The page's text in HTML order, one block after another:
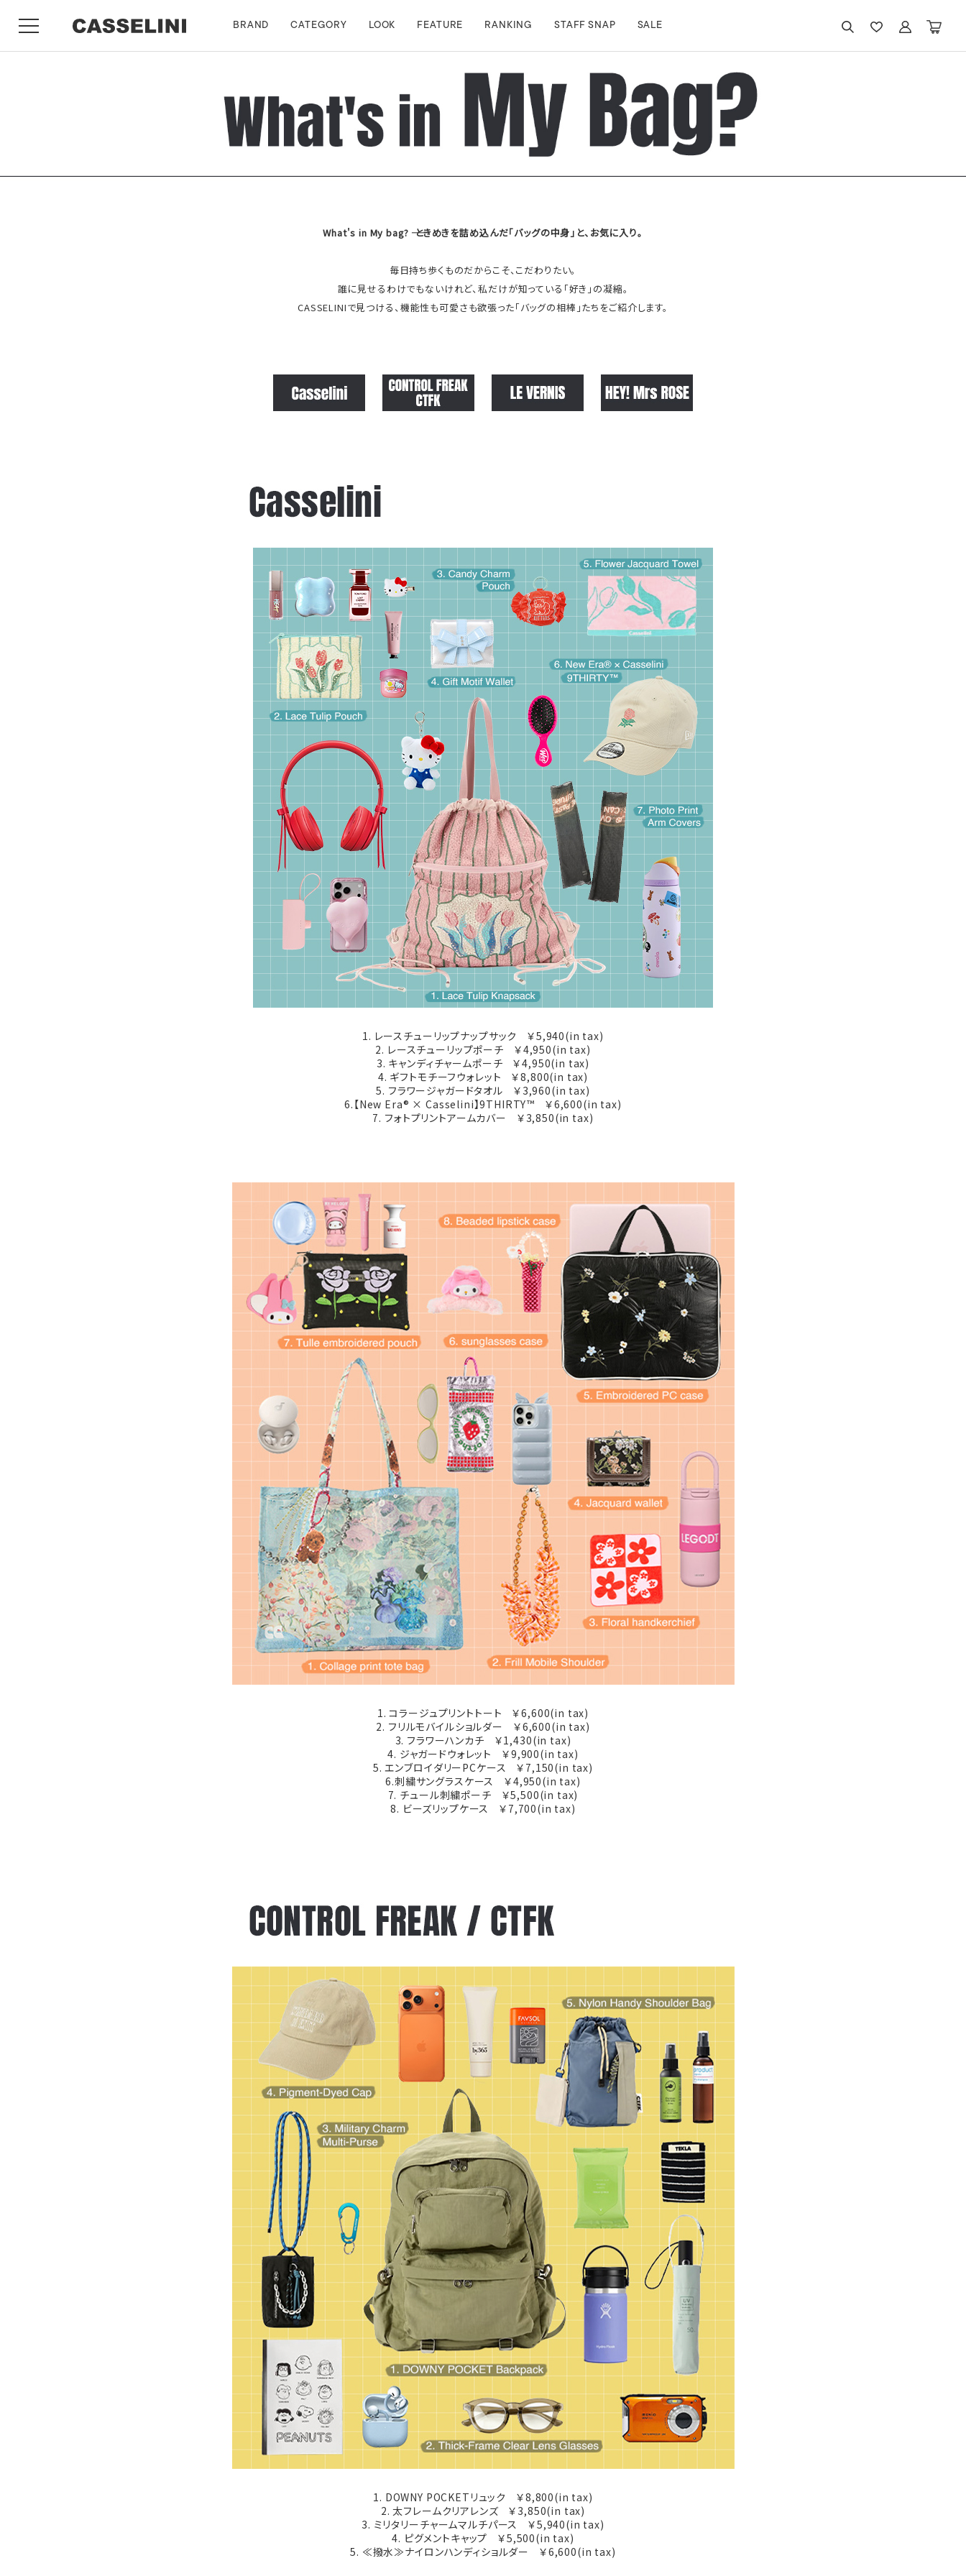
BRAND CATEGORY LOOK FEATURE RANKING STAFF SNAP SALE
What's in My bag? ―― ときめきを詰め込んだ「バッグの中身」と、お気に入り。
毎日持ち歩くものだからこそ、こだわりたい。
誰に見せるわけでもないけれど、私だけが知っている「好き」の凝縮。
CASSELINIで見つける、機能性も可愛さも欲張った「バッグの相棒」たちをご紹介します。
1. レースチューリップナップサック ￥5,940(in tax)
2. レースチューリップポーチ ￥4,950(in tax)
3. キャンディチャームポーチ ￥4,950(in tax)
4. ギフトモチーフウォレット ￥8,800(in tax)
5. フラワージャガードタオル ￥3,960(in tax)
6.【New Era® × Casselini】9THIRTY™ ￥6,600(in tax)
7. フォトプリントアームカバー ￥3,850(in tax)
1. コラージュプリントトート ￥6,600(in tax)
2. フリルモバイルショルダー ￥6,600(in tax)
3. フラワーハンカチ ￥1,430(in tax)
4. ジャガードウォレット ￥9,900(in tax)
5. エンブロイダリーPCケース ￥7,150(in tax)
6.刺繍サングラスケース ￥4,950(in tax)
7. チュール刺繍ポーチ ￥5,500(in tax)
8. ビーズリップケース ￥7,700(in tax)
1. DOWNY POCKETリュック ￥8,800(in tax)
2. 太フレームクリアレンズ ￥3,850(in tax)
3. ミリタリーチャームマルチパース ￥5,940(in tax)
4. ピグメントキャップ ￥5,500(in tax)
5. ≪撥水≫ナイロンハンディショルダー ￥6,600(in tax)